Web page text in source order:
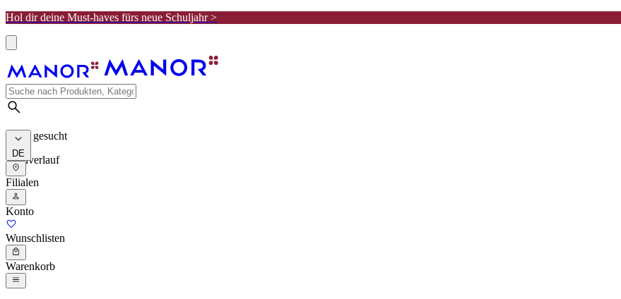
Hol dir deine Must-haves fürs neue Schuljahr >
Meist gesucht
Suchverlauf
DE
Filialen
Konto
Wunschlisten
Warenkorb